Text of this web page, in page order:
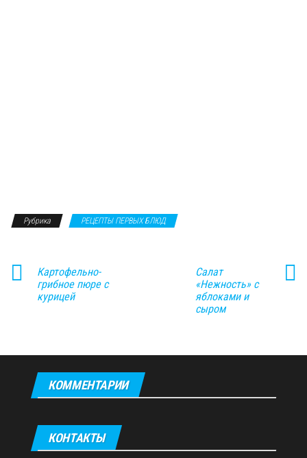
Рубрика РЕЦЕПТЫ ПЕРВЫХ БЛЮД
Картофельно-
грибное пюре с
курицей
Салат
«Нежность» с
яблоками и
сыром
КОММЕНТАРИИ
КОНТАКТЫ